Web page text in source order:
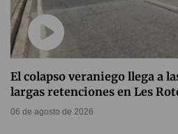
El colapso veraniego llega a
largas retenciones en Les
06 de agosto de 2026